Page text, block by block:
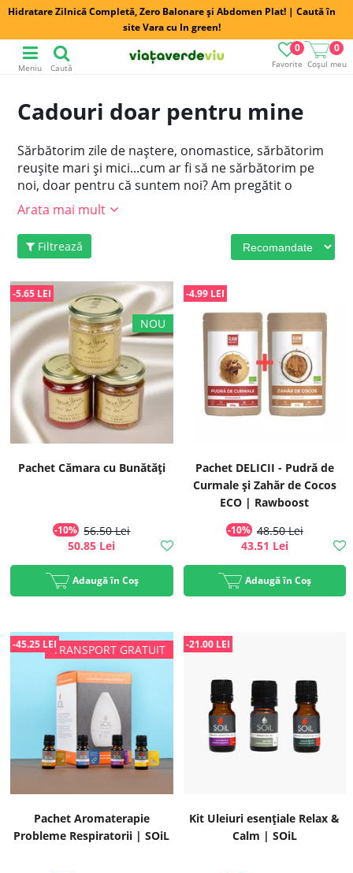
Hidratare Zilnică Completă, Zero Balonare și Abdomen Plat! | Caută în
site Vara cu In green!
Favorite
0
Coșul meu
0
Meniu Caută
Cadouri doar pentru mine
Sărbătorim zile de naștere, onomastice, sărbătorim
reușite mari și mici...cum ar fi să ne sărbătorim pe
noi, doar pentru că suntem noi? Am pregătit o
selecție de CADOURI pentru noi, pentru că DA,
merităm să ne sărbătorim, zi de zi, chiar și fără un alt
motiv! Cadouri doar pentru mine!
Arata mai mult
Filtrează
Pachet Cămara cu Bunătăți
-10% 56.50 Lei
-5.65 LEI
50.85 Lei
Adaugă în Coș
Pachet DELICII - Pudră de
Curmale și Zahăr de Cocos
ECO | Rawboost
-10% 48.50 Lei
-4.99 LEI
43.51 Lei
Adaugă în Coș
Pachet Aromaterapie
Probleme Respiratorii | SOiL
-45.25 LEI
Kit Uleiuri esențiale Relax &
Calm | SOiL
-21.00 LEI